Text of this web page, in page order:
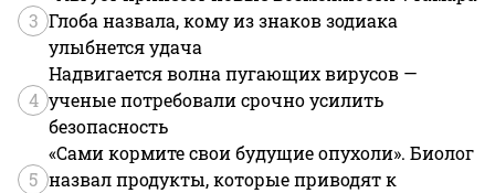
3 Глоба назвала, кому из знаков зодиака
улыбнется удача
4
Надвигается волна пугающих вирусов —
ученые потребовали срочно усилить
безопасность
5
«Сами кормите свои будущие опухоли». Биолог
назвал продукты, которые приводят к